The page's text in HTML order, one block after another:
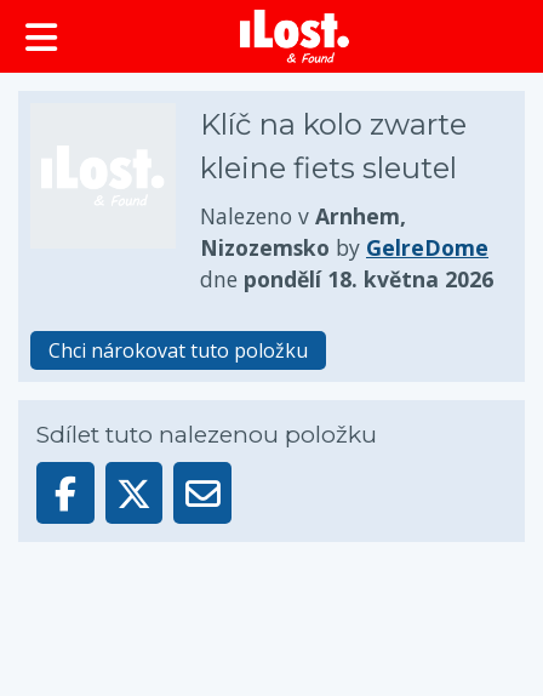
obsah
Klíč na kolo zwarte
kleine fiets sleutel
Nalezeno v Arnhem,
Nizozemsko by GelreDome
dne pondělí 18. května 2026
Chci nárokovat tuto položku
Sdílet tuto nalezenou položku